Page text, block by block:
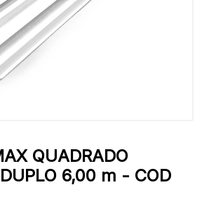
QUADRADO
6,00 m - COD